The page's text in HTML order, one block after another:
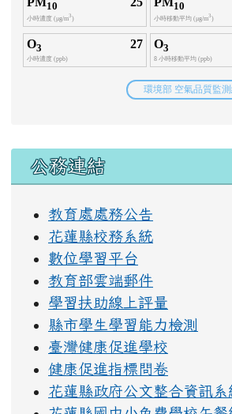
右邊區域內容
公務連結
教育處處務公告
花蓮縣校務系統
數位學習平台
教育部雲端郵件
學習扶助線上評量
縣市學生學習能力檢測
臺灣健康促進學校
健康促進指標問卷
花蓮縣政府公文整合資訊系